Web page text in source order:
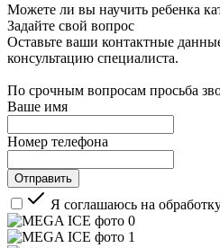
Можете ли вы научить ребенка
Задайте свой вопрос
Оставьте ваши контактные
консультацию специалиста.
По срочным вопросам просьба
Ваше имя
Номер телефона
Я соглашаюсь на